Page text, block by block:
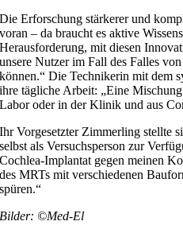
Die Erforschung stärkerer und
voran – da braucht es aktive
Herausforderung, mit diesen
unsere Nutzer im Fall des Falles
können.“ Die Technikerin mit dem
ihre tägliche Arbeit: „Eine
Labor oder in der Klinik und aus
Ihr Vorgesetzter Zimmerling stellte
selbst als Versuchsperson zur
Cochlea-Implantat gegen meinen
des MRTs mit verschiedenen
spüren.“
Bilder: ©Med-El